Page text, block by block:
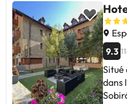
9.3
Situé
dans
Sobirá. L'hôtel Els